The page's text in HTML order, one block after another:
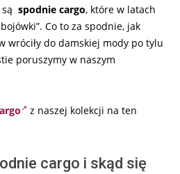
spodnie cargo, które w latach
Co to za spodnie, jak
wróciły do damskiej mody po tylu
poruszymy w naszym
z naszej kolekcji na ten
cargo i skąd się